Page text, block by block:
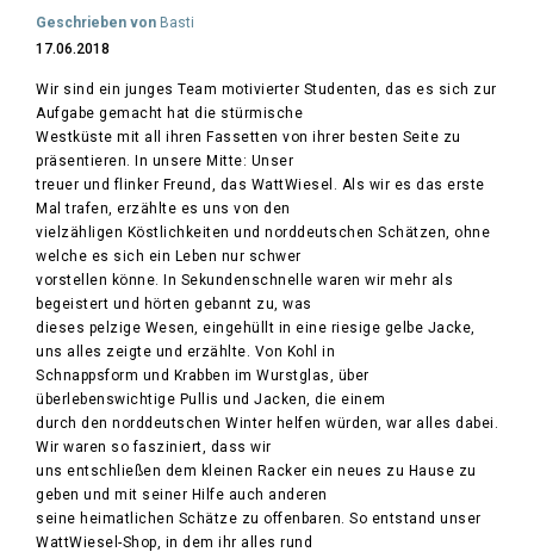
Geschrieben von Basti
17.06.2018
Wir sind ein junges Team motivierter Studenten, das es sich zur
Aufgabe gemacht hat die stürmische
Westküste mit all ihren Fassetten von ihrer besten Seite zu
präsentieren. In unsere Mitte: Unser
treuer und flinker Freund, das WattWiesel. Als wir es das erste
Mal trafen, erzählte es uns von den
vielzähligen Köstlichkeiten und norddeutschen Schätzen, ohne
welche es sich ein Leben nur schwer
vorstellen könne. In Sekundenschnelle waren wir mehr als
begeistert und hörten gebannt zu, was
dieses pelzige Wesen, eingehüllt in eine riesige gelbe Jacke,
uns alles zeigte und erzählte. Von Kohl in
Schnappsform und Krabben im Wurstglas, über
überlebenswichtige Pullis und Jacken, die einem
durch den norddeutschen Winter helfen würden, war alles dabei.
Wir waren so fasziniert, dass wir
uns entschließen dem kleinen Racker ein neues zu Hause zu
geben und mit seiner Hilfe auch anderen
seine heimatlichen Schätze zu offenbaren. So entstand unser
WattWiesel-Shop, in dem ihr alles rund